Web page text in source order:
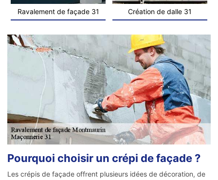
Ravalement de façade 31 Création de dalle 31
Pourquoi choisir un crépi de façade ?
Les crépis de façade offrent plusieurs idées de décoration, de